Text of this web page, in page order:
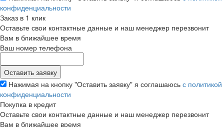
конфиденциальности
Заказ в 1 клик
Оставьте свои контактные данные и наш менеджер перезвонит
Вам в ближайшее время
Ваш номер телефона
Нажимая на кнопку "Оставить заявку" я соглашаюсь с политикой
конфиденциальности
Покупка в кредит
Оставьте свои контактные данные и наш менеджер перезвонит
Вам в ближайшее время